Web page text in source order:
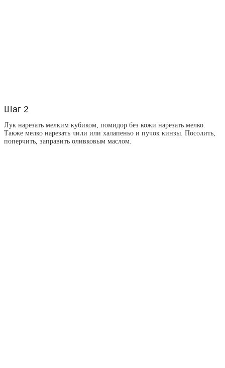
Шаг 2
Лук нарезать мелким кубиком, помидор без кожи нарезать мелко.
Также мелко нарезать чили или халапеньо и пучок кинзы. Посолить,
поперчить, заправить оливковым маслом.